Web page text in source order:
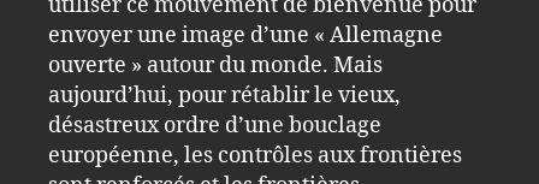
envoyer une image d’une « Allemagne
ouverte » autour du monde. Mais
aujourd’hui, pour rétablir le vieux,
désastreux ordre d’une bouclage
européenne, les contrôles aux frontières